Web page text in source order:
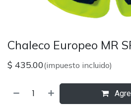
Chaleco Europeo MR
$ 435.00(impuesto incluido)